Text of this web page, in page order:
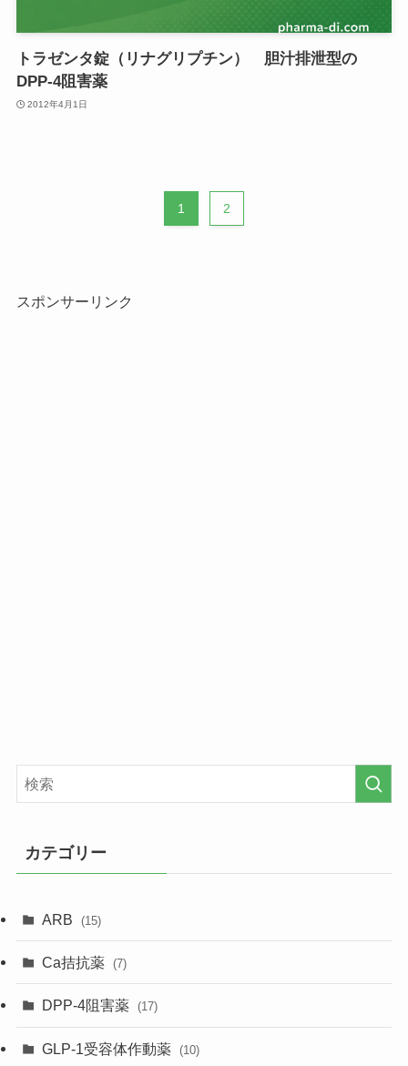
トラゼンタ錠（リナグリプチン） 胆汁排泄型の
DPP-4阻害薬
2012年4月1日
1 2
スポンサーリンク
カテゴリー
ARB (15)
Ca拮抗薬 (7)
DPP-4阻害薬 (17)
GLP-1受容体作動薬 (10)